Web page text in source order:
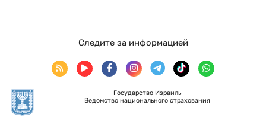
Государство Израиль
Ведомство национального страхования
Следите за информацией